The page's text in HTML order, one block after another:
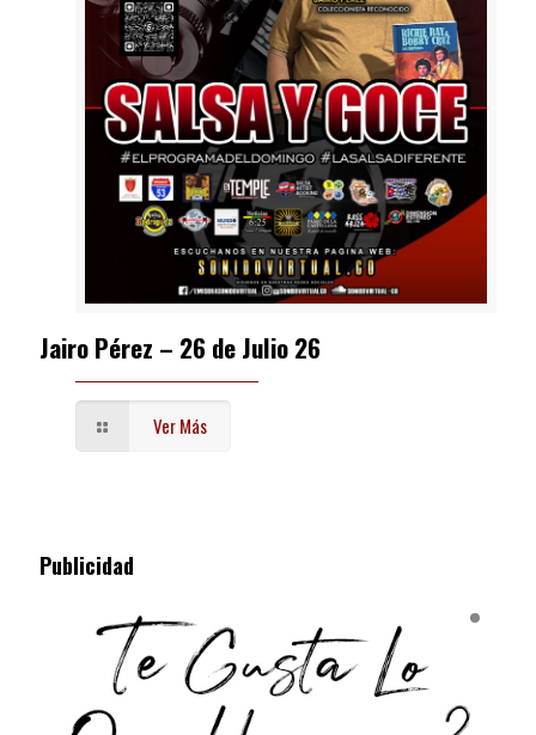
Jairo Pérez – 26 de Julio 26
Ver Más
Publicidad